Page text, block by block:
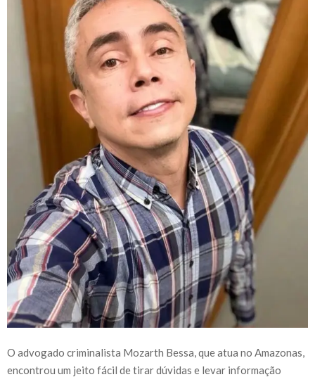
O advogado criminalista Mozarth Bessa, que atua no Amazonas,
encontrou um jeito fácil de tirar dúvidas e levar informação